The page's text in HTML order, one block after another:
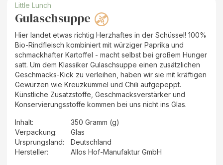
Little Lunch
Gulaschsuppe
Hier landet etwas richtig Herzhaftes in der Schüssel! 100%
Bio-Rindfleisch kombiniert mit würziger Paprika und
schmackhafter Kartoffel - macht selbst bei großem Hunger
satt. Um dem Klassiker Gulaschsuppe einen zusätzlichen
Geschmacks-Kick zu verleihen, haben wir sie mit kräftigen
Gewürzen wie Kreuzkümmel und Chili aufgepeppt.
Künstliche Zusatzstoffe, Geschmacksverstärker und
Konservierungsstoffe kommen bei uns nicht ins Glas.
Inhalt:
350 Gramm (g)
Verpackung:
Glas
Ursprungsland:
Deutschland
Hersteller: Allos Hof-Manufaktur GmbH